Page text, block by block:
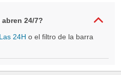
24/7?
24H o el filtro de la barra